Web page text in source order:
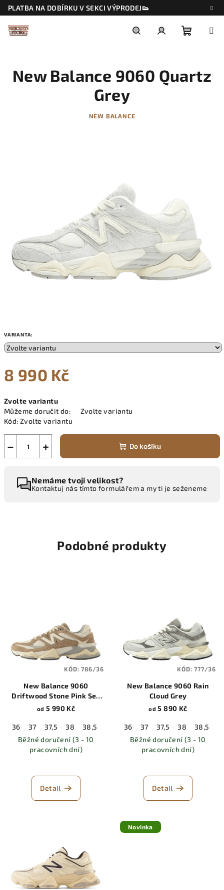
Přejít
na
obsah
PLATBA NA DOBÍRKU V SEKCI VÝPRODEJ👟
košík
VARIANTA:
8 990 Kč
cena:
Zvolte variantu
Můžeme doručit do:
Zvolte variantu
Kód: Zvolte variantu
+
− Do košíku
Nemáme tvoji velikost?
Kontaktuj nás tímto formulářem a my ti je seženeme
New Balance 9060 Quartz
Grey
NEW BALANCE
Podobné produkty
New Balance 9060
Driftwood Stone Pink Sea
Salt
od 5 990 Kč
36 37 37,5 38 38,5 40 40,5 41,5 42
42,5
Běžné doručení (3 - 10
pracovních dní)
Detail
KÓD:786/36
New Balance 9060 Rain
Cloud Grey
od 5 890 Kč
36 37 37,5 38 38,5
Běžné doručení (3 - 10
pracovních dní)
Detail
KÓD:777/36
Novinka